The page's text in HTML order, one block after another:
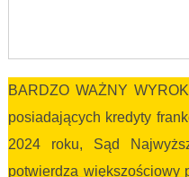
BARDZO WAŻNY
posiadających kredyty
2024 roku, Sąd
potwierdza większościowy